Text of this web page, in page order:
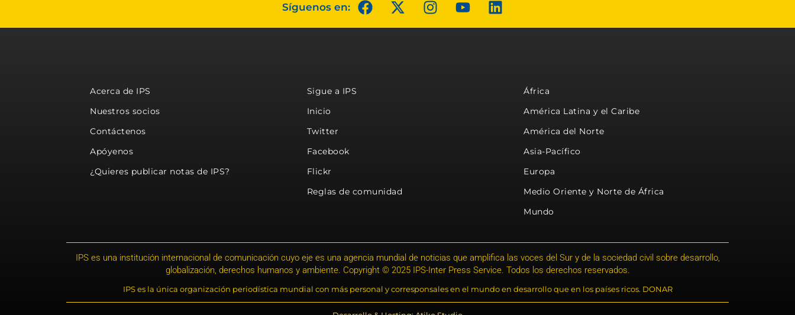
Síguenos en:
Acerca de IPS
Nuestros socios
Contáctenos
Apóyenos
¿Quieres publicar notas de IPS?
Sigue a IPS
Inicio
Twitter
Facebook
Flickr
Reglas de comunidad
África
América Latina y el Caribe
América del Norte
Asia-Pacífico
Europa
Medio Oriente y Norte de África
Mundo
IPS es una institución internacional de comunicación cuyo eje es una agencia mundial de noticias que amplifica las voces del Sur y de la sociedad civil sobre desarrollo,
globalización, derechos humanos y ambiente. Copyright © 2025 IPS-Inter Press Service. Todos los derechos reservados.
IPS es la única organización periodística mundial con más personal y corresponsales en el mundo en desarrollo que en los países ricos. DONAR